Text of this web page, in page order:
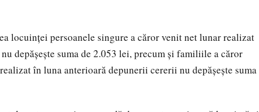
locuinței persoanele singure a căror venit net lunar realizat
depășește suma de 2.053 lei, precum și familiile a căror
în luna anterioară depunerii cererii nu depășește suma